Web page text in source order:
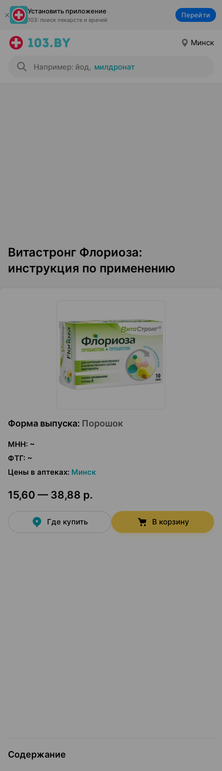
Установить приложение
103: поиск лекарств и врачей
Перейти
Минск
Например: йод, милдронат
Витастронг Флориоза:
инструкция по применению
Форма выпуска: Порошок
МНН: ~
ФТГ: ~
Цены в аптеках: Минск
15,60 — 38,88 р.
Где купить В корзину
Содержание